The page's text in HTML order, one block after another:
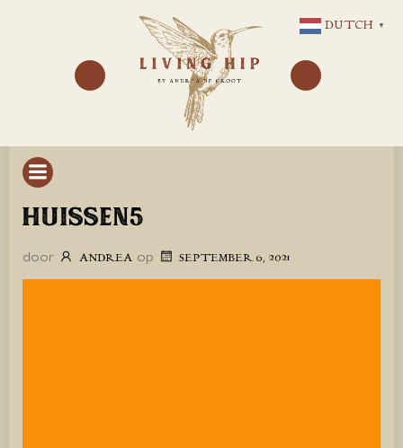
NAAR
DE
INHOUD
HUISSEN5
door ANDREA op SEPTEMBER 6, 2021
DUTCH ▼